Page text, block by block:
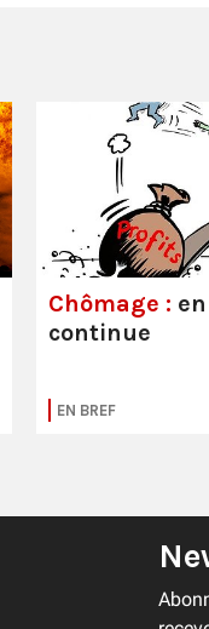
Chômage :
continue
EN BREF